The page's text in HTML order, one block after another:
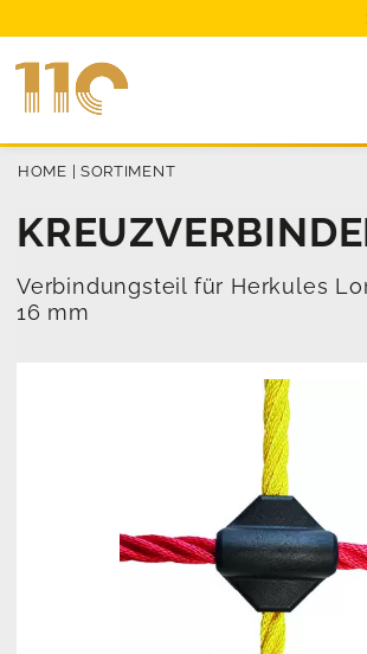
HOME | SORTIMENT
Verbindungsteil für Herkules
16 mm